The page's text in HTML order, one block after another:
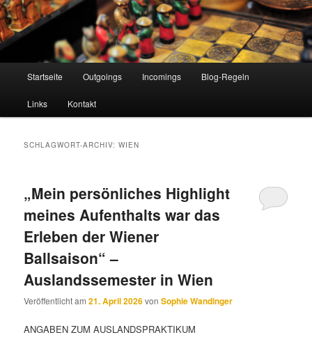
Startseite Outgoings Incomings Blog-Regeln
Links Kontakt
SCHLAGWORT-ARCHIV:WIEN
„Mein persönliches Highlight
meines Aufenthalts war das
Erleben der Wiener
Ballsaison“ –
Auslandssemester in Wien
Veröffentlicht am21. April 2026vonSophie Wandinger
ANGABEN ZUM AUSLANDSPRAKTIKUM